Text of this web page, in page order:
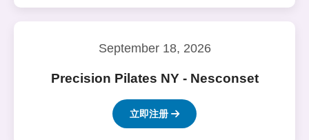
September 18, 2026
Precision Pilates NY - Nesconset
立即注册